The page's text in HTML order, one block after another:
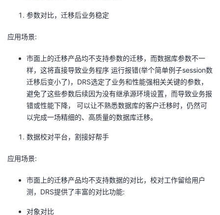
参数对比，迁移后业务稳定
应用场景:
市面上的迁移产品均不支持参数的迁移，而数据库参数不一
样，这将直接导致业务程序 运行报错(举个简单例子session数
迁移后变小了)，DRS选定了业务和性能强相关关键的参数，
避免了这些参数后续因为没有继承源环境设置，而导致业务报
错或性能下降， 可以让不熟悉数据库的客户迁移时，仍然可
以完成一场精细的、高质量的数据库迁移。
数据校对平台，割接好帮手
应用场景:
市面上的迁移产品均不支持数据的对比，校对工作留给用户
测，DRS提供了丰富的对比功能:
对象对比